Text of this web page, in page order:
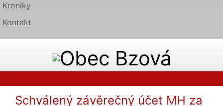
Kroniky
Kontakt
Schválený závěrečný účet MH za